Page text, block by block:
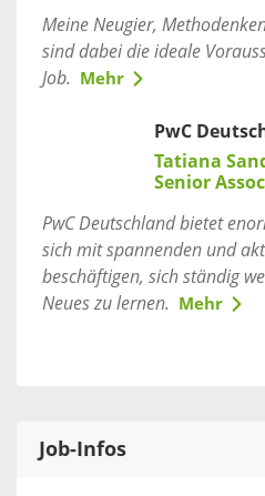
Meine Neugier,
sind dabei die ideale
Job. Mehr
PwC
Tatiana
Senior
PwC Deutschland bietet
sich mit spannenden und
beschäftigen, sich ständig
Neues zu lernen. Mehr
Job-Infos